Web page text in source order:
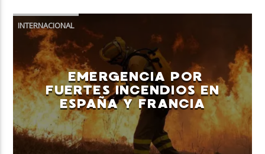
INTERNACIONAL
EMERGENCIA POR
FUERTES INCENDIOS EN
ESPAÑA Y FRANCIA